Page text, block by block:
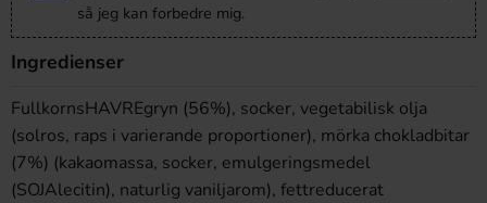
så jeg kan forbedre mig.
Ingredienser
FullkornsHAVREgryn (56%), socker, vegetabilisk olja
(solros, raps i varierande proportioner), mörka chokladbitar
(7%) (kakaomassa, socker, emulgeringsmedel
(SOJAlecitin), naturlig vaniljarom), fettreducerat